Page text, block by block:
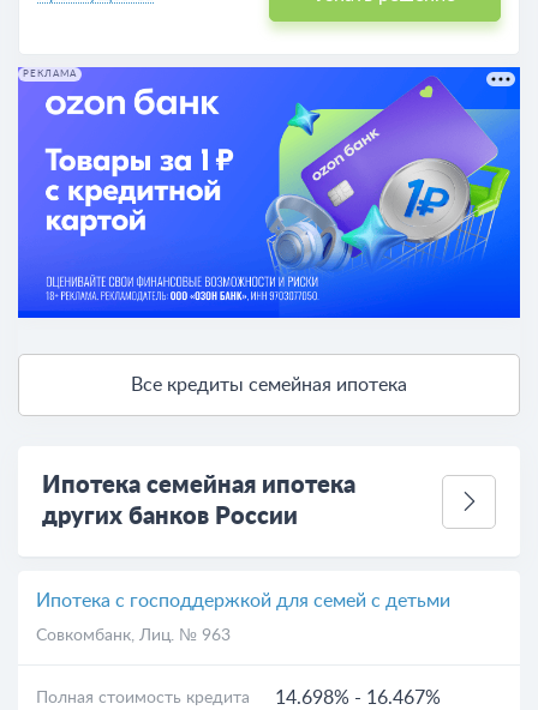
РЕКЛАМА
Все кредиты семейная ипотека
Ипотека семейная ипотека
других банков России
Ипотека с господдержкой для семей с детьми
Совкомбанк, Лиц. № 963
Полная стоимость кредита 14.698% - 16.467%